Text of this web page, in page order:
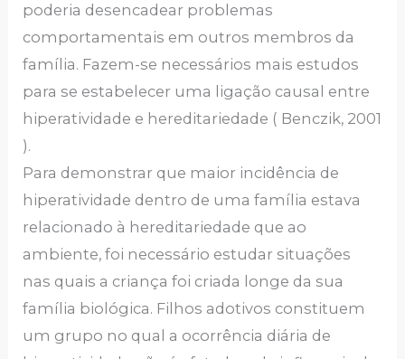
poderia desencadear problemas
comportamentais em outros membros da
família. Fazem-se necessários mais estudos
para se estabelecer uma ligação causal entre
hiperatividade e hereditariedade ( Benczik, 2001
).
Para demonstrar que maior incidência de
hiperatividade dentro de uma família estava
relacionado à hereditariedade que ao
ambiente, foi necessário estudar situações
nas quais a criança foi criada longe da sua
família biológica. Filhos adotivos constituem
um grupo no qual a ocorrência diária de